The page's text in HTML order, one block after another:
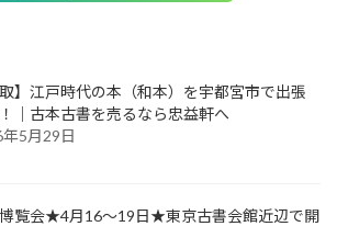
取】江戸時代の本（和本）を宇都宮市で出張
｜古本古書を売るなら忠益軒へ
5月29日
覧会★4月16～19日★東京古書会館近辺で開